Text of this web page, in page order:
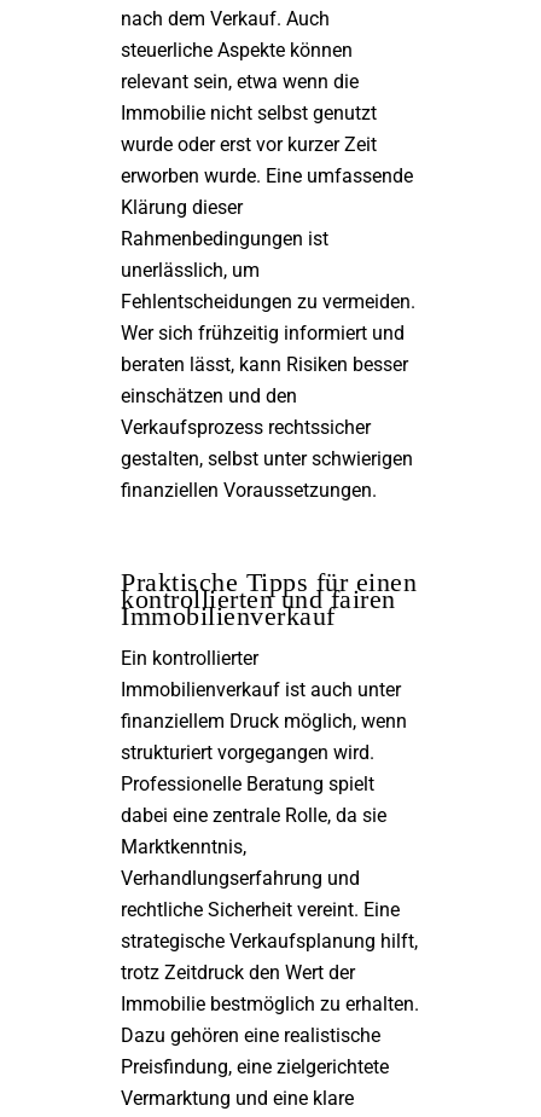
nach dem Verkauf. Auch
steuerliche Aspekte können
relevant sein, etwa wenn die
Immobilie nicht selbst genutzt
wurde oder erst vor kurzer Zeit
erworben wurde. Eine umfassende
Klärung dieser
Rahmenbedingungen ist
unerlässlich, um
Fehlentscheidungen zu vermeiden.
Wer sich frühzeitig informiert und
beraten lässt, kann Risiken besser
einschätzen und den
Verkaufsprozess rechtssicher
gestalten, selbst unter schwierigen
finanziellen Voraussetzungen.
Praktische Tipps für einen
kontrollierten und fairen
Immobilienverkauf
Ein kontrollierter
Immobilienverkauf ist auch unter
finanziellem Druck möglich, wenn
strukturiert vorgegangen wird.
Professionelle Beratung spielt
dabei eine zentrale Rolle, da sie
Marktkenntnis,
Verhandlungserfahrung und
rechtliche Sicherheit vereint. Eine
strategische Verkaufsplanung hilft,
trotz Zeitdruck den Wert der
Immobilie bestmöglich zu erhalten.
Dazu gehören eine realistische
Preisfindung, eine zielgerichtete
Vermarktung und eine klare